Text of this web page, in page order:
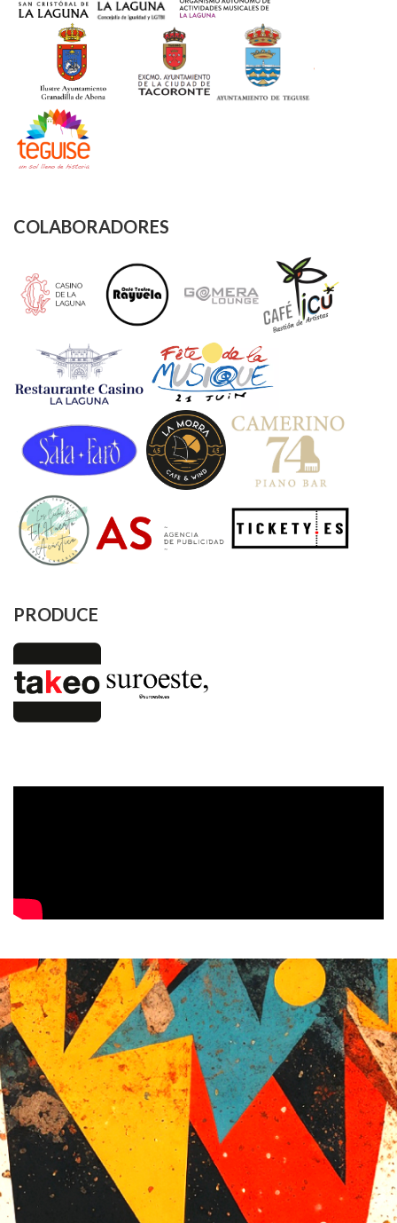
COLABORADORES
PRODUCE